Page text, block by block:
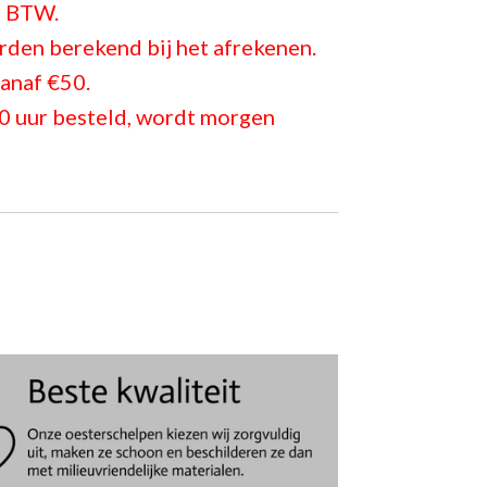
berekend bij het afrekenen.
€50.
uur besteld, wordt morgen